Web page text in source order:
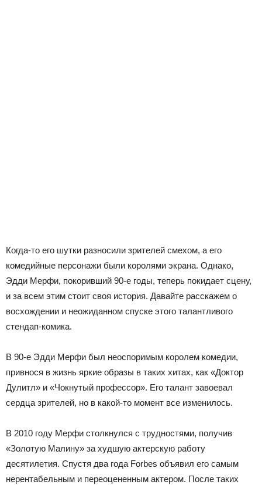
Когда-то его шутки разносили зрителей смехом, а его
комедийные персонажи были королями экрана. Однако,
Эдди Мерфи, покоривший 90-е годы, теперь покидает сцену,
и за всем этим стоит своя история. Давайте расскажем о
восхождении и неожиданном спуске этого талантливого
стендап-комика.
В 90-е Эдди Мерфи был неоспоримым королем комедии,
привнося в жизнь яркие образы в таких хитах, как «Доктор
Дулитл» и «Чокнутый профессор». Его талант завоевал
сердца зрителей, но в какой-то момент все изменилось.
В 2010 году Мерфи столкнулся с трудностями, получив
«Золотую Малину» за худшую актерскую работу
десятилетия. Спустя два года Forbes объявил его самым
нерентабельным и переоцененным актером. После таких